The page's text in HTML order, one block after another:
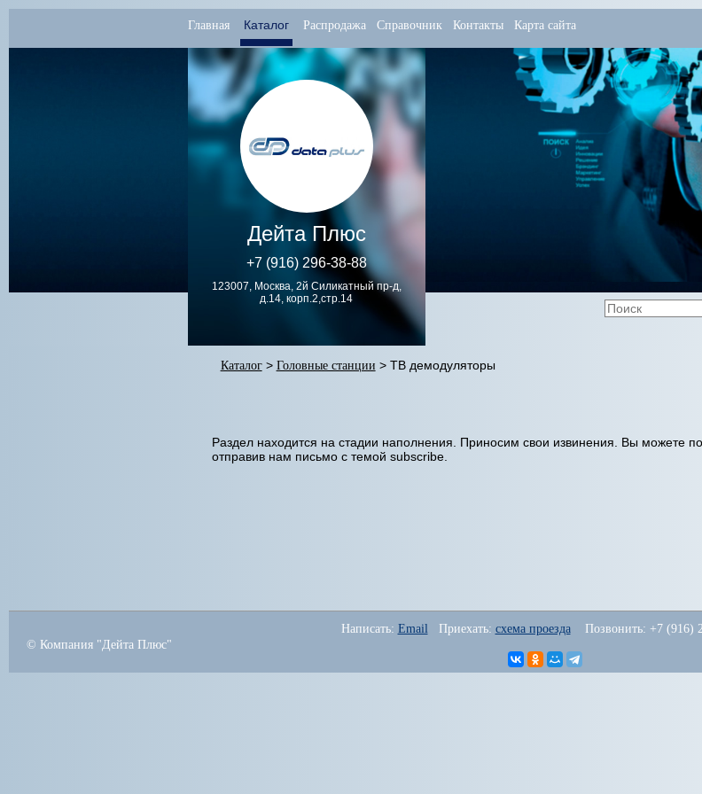
Главная Каталог Распродажа Справочник Контакты Карта сайта
Дейта Плюс
+7 (916) 296-38-88
123007, Москва, 2й Силикатный пр-д,
д.14, корп.2,стр.14
Каталог> Головные станции > ТВ демодуляторы
Раздел находится на стадии наполнения. Приносим свои извинения. Вы можете
отправив нам письмо с темой subscribe.
© Компания "Дейта Плюс"
Написать: Email
   Приехать:
схема проезда
Позвонить: +7 (916)